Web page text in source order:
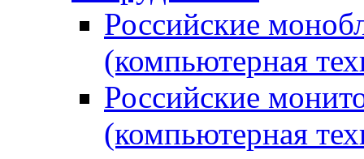
Российские
(компьютерная
Российские
(компьютерная